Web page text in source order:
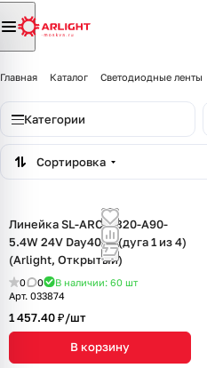
Главная Каталог Светодиодные ленты
Категории
Сортировка
Линейка SL-ARC-D320-A90-
5.4W 24V Day4000 (дуга 1 из 4)
(Arlight, Открытый)
0 0 В наличии: 60 шт
Арт. 033874
1 457.40 ₽/шт
В корзину